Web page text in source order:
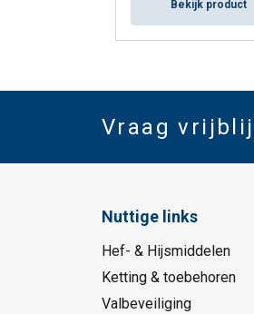
Bekijk product
Vraag
Nuttige links
Hef- & Hijsmiddelen
Ketting & toebehoren
Valbeveiliging